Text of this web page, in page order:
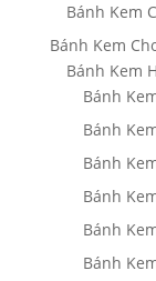
Bánh Kem
Bánh Kem
Bánh Kem
Bánh
Bánh
Bánh
Bánh
Bánh
Bánh